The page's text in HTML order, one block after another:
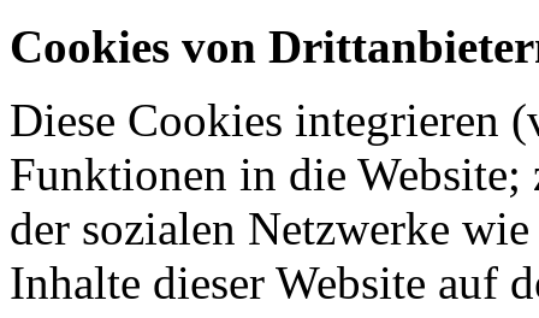
Cookies von
Diese Cookies integrieren
Funktionen in die
der sozialen Netzwerke
Inhalte dieser Website auf